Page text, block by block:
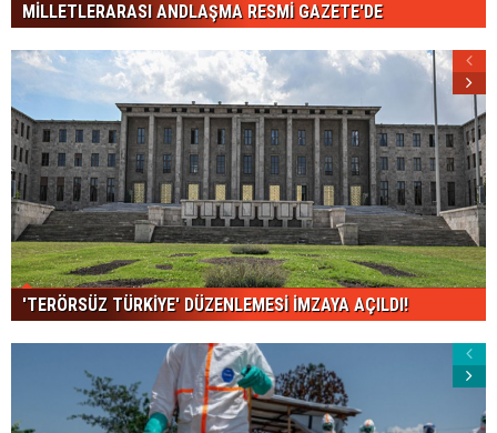
MİLLETLERARASI ANDLAŞMA RESMİ GAZETE'DE
'TERÖRSÜZ TÜRKİYE' DÜZENLEMESİ İMZAYA AÇILDI!